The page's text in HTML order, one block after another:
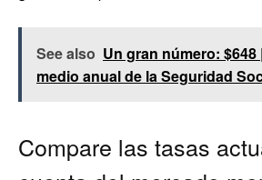
See also Un gran número: $648
medio anual de la Seguridad
Compare las tasas